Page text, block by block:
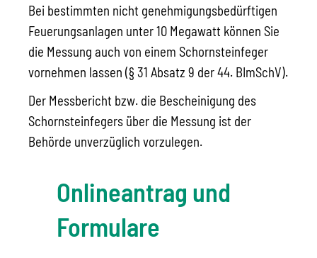
Bei bestimmten nicht genehmigungsbedürftigen
Feuerungsanlagen unter 10 Megawatt können Sie
die Messung auch von einem Schornsteinfeger
vornehmen lassen (§ 31 Absatz 9 der 44. BImSchV).
Der Messbericht bzw. die Bescheinigung des
Schornsteinfegers über die Messung ist der
Behörde unverzüglich vorzulegen.
Onlineantrag und
Formulare